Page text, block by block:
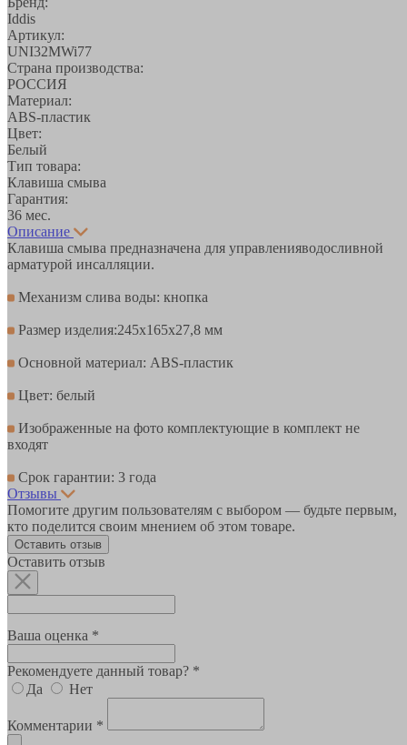
Iddis
Артикул:
UNI32MWi77
Страна производства:
РОССИЯ
Материал:
ABS-пластик
Цвет:
Белый
Тип товара:
Клавиша смыва
Гарантия:
36 мес.
Описание
Клавиша смыва предназначена для управленияводосливной
арматурой инсалляции.
Механизм слива воды: кнопка
Размер изделия:245x165x27,8 мм
Основной материал: ABS-пластик
Цвет: белый
Изображенные на фото комплектующие в комплект не
входят
Срок гарантии: 3 года
Отзывы
Помогите другим пользователям с выбором — будьте первым,
кто поделится своим мнением об этом товаре.
Оставить отзыв
Оставить отзыв
Ваша оценка *
Рекомендуете данный товар? *
Да
Нет
Комментарии *